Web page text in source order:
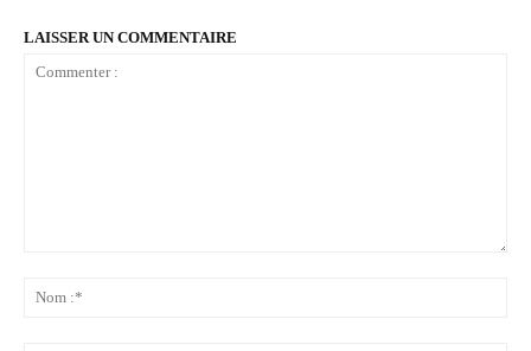
LAISSER UN COMMENTAIRE